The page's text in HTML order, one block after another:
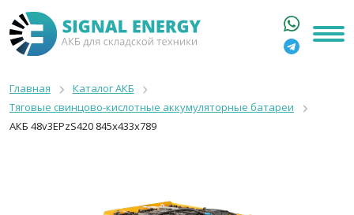
КАТАЛОГ
АРЕНДА АКБ
О КОМПАНИИ
Главная
Каталог АКБ
Тяговые свинцово-кислотные аккумуляторные батареи
АКБ 48v3EPzS420 845x433x789